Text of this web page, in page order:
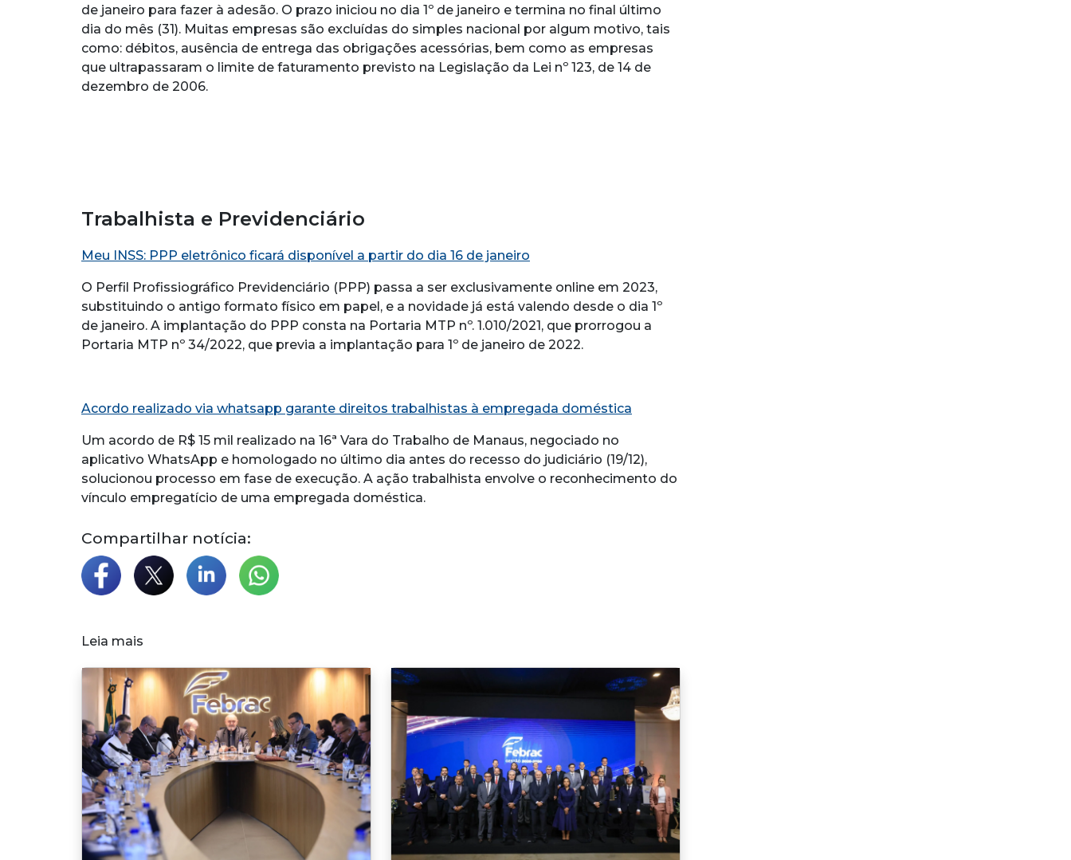
de janeiro para fazer à adesão. O prazo iniciou no dia 1º de janeiro e termina no final último
dia do mês (31). Muitas empresas são excluídas do simples nacional por algum motivo, tais
como: débitos, ausência de entrega das obrigações acessórias, bem como as empresas
que ultrapassaram o limite de faturamento previsto na Legislação da Lei nº 123, de 14 de
dezembro de 2006.
Trabalhista e Previdenciário
Meu INSS: PPP eletrônico ficará disponível a partir do dia 16 de janeiro
O Perfil Profissiográfico Previdenciário (PPP) passa a ser exclusivamente online em 2023,
substituindo o antigo formato físico em papel, e a novidade já está valendo desde o dia 1º
de janeiro. A implantação do PPP consta na Portaria MTP nº. 1.010/2021, que prorrogou a
Portaria MTP nº 34/2022, que previa a implantação para 1º de janeiro de 2022.
Acordo realizado via whatsapp garante direitos trabalhistas à empregada doméstica
Um acordo de R$ 15 mil realizado na 16ª Vara do Trabalho de Manaus, negociado no
aplicativo WhatsApp e homologado no último dia antes do recesso do judiciário (19/12),
solucionou processo em fase de execução. A ação trabalhista envolve o reconhecimento do
vínculo empregatício de uma empregada doméstica.
Compartilhar notícia:
Leia mais